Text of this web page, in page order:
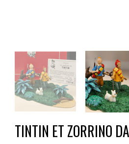
TINTIN ET ZORRINO